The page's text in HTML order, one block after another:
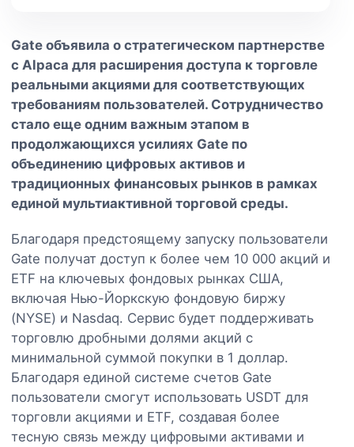
Gate объявила о стратегическом партнерстве
с Alpaca для расширения доступа к торговле
реальными акциями для соответствующих
требованиям пользователей. Сотрудничество
стало еще одним важным этапом в
продолжающихся усилиях Gate по
объединению цифровых активов и
традиционных финансовых рынков в рамках
единой мультиактивной торговой среды.
Благодаря предстоящему запуску пользователи
Gate получат доступ к более чем 10 000 акций и
ETF на ключевых фондовых рынках США,
включая Нью-Йоркскую фондовую биржу
(NYSE) и Nasdaq. Сервис будет поддерживать
торговлю дробными долями акций с
минимальной суммой покупки в 1 доллар.
Благодаря единой системе счетов Gate
пользователи смогут использовать USDT для
торговли акциями и ETF, создавая более
тесную связь между цифровыми активами и